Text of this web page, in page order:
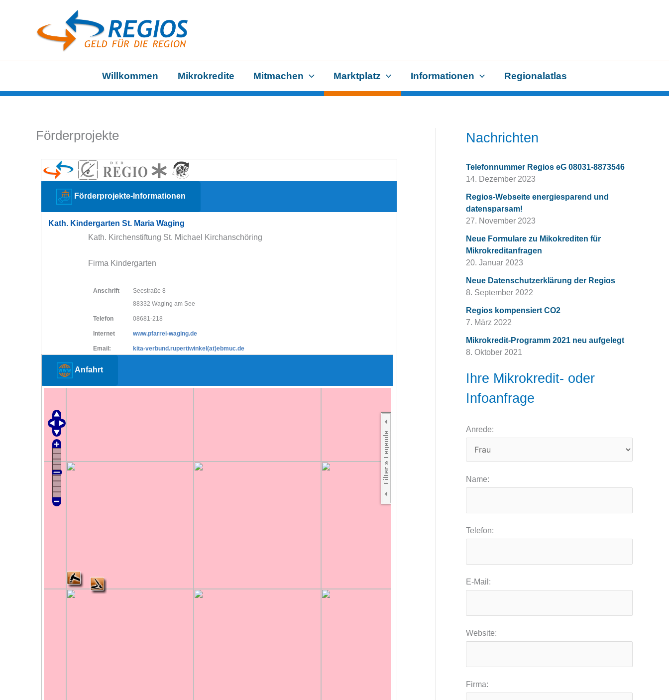
Willkommen Mikrokredite Mitmachen Marktplatz Informationen Regionalatlas
Förderprojekte
Förderprojekte-Informationen
Kath. Kindergarten St. Maria Waging
Kath. Kirchenstiftung St. Michael Kirchanschöring
Firma Kindergarten
Anschrift
Seestraße 8
88332 Waging am See
Telefon 08681-218
Internet www.pfarrei-waging.de
Email: kita-verbund.rupertiwinkel(at)ebmuc.de
Anfahrt
Nachrichten
Telefonnummer Regios eG 08031-8873546
14. Dezember 2023
Regios-Webseite energiesparend und
datensparsam!
27. November 2023
Neue Formulare zu Mikokrediten für
Mikrokreditanfragen
20. Januar 2023
Neue Datenschutzerklärung der Regios
8. September 2022
Regios kompensiert CO2
7. März 2022
Mikrokredit-Programm 2021 neu aufgelegt
8. Oktober 2021
Ihre Mikrokredit- oder
Infoanfrage
Anrede:
Name:
Telefon:
E-Mail:
Website:
Firma: